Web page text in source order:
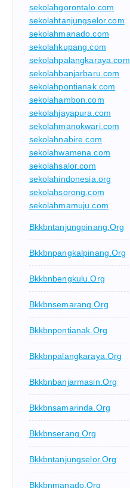
sekolahgorontalo.com
sekolahtanjungselor.com
sekolahmanado.com
sekolahkupang.com
sekolahpalangkaraya.com
sekolahbanjarbaru.com
sekolahpontianak.com
sekolahambon.com
sekolahjayapura.com
sekolahmanokwari.com
sekolahnabire.com
sekolahwamena.com
sekolahsalor.com
sekolahindonesia.org
sekolahsorong.com
sekolahmamuju.com
Bkkbntanjungpinang.org
Bkkbnpangkalpinang.org
Bkkbnbengkulu.org
Bkkbnsemarang.org
Bkkbnpontianak.org
Bkkbnpalangkaraya.org
Bkkbnbanjarmasin.org
Bkkbnsamarinda.org
Bkkbnserang.org
Bkkbntanjungselor.org
Bkkbnmanado.org